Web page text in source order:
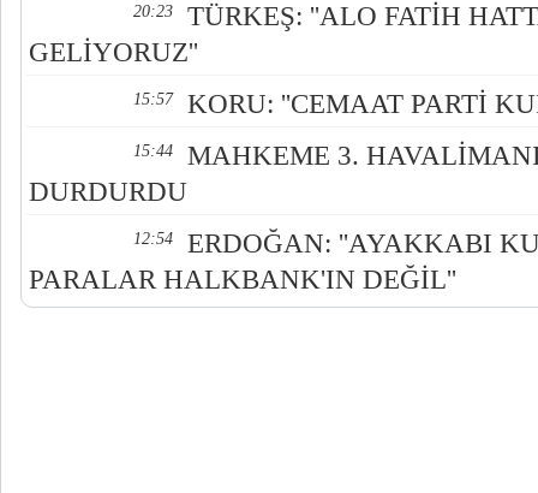
20:23
TÜRKEŞ: ''ALO FATİH
GELİYORUZ''
15:57 KORU: ''CEMAAT PARTİ
15:44
MAHKEME 3.
DURDURDU
12:54
ERDOĞAN: ''AYAKKABI
PARALAR HALKBANK'IN DEĞİL''